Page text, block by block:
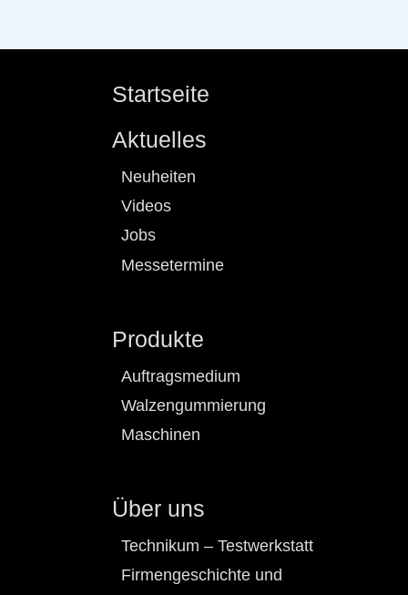
Startseite
Aktuelles
Neuheiten
Videos
Jobs
Messetermine
Produkte
Auftragsmedium
Walzengummierung
Maschinen
Über uns
Technikum – Testwerkstatt
Firmengeschichte und